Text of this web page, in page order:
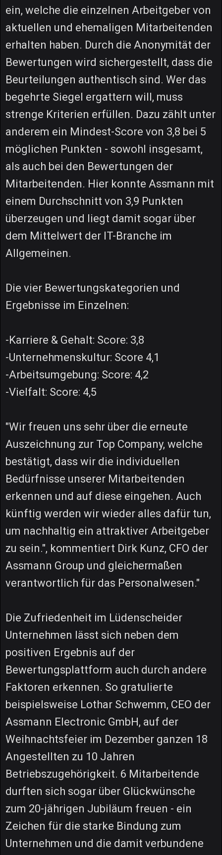
ein, welche die einzelnen Arbeitgeber von
aktuellen und ehemaligen Mitarbeitenden
erhalten haben. Durch die Anonymität der
Bewertungen wird sichergestellt, dass die
Beurteilungen authentisch sind. Wer das
begehrte Siegel ergattern will, muss
strenge Kriterien erfüllen. Dazu zählt unter
anderem ein Mindest-Score von 3,8 bei 5
möglichen Punkten - sowohl insgesamt,
als auch bei den Bewertungen der
Mitarbeitenden. Hier konnte Assmann mit
einem Durchschnitt von 3,9 Punkten
überzeugen und liegt damit sogar über
dem Mittelwert der IT-Branche im
Allgemeinen.
Die vier Bewertungskategorien und
Ergebnisse im Einzelnen:
-Karriere & Gehalt: Score: 3,8
-Unternehmenskultur: Score 4,1
-Arbeitsumgebung: Score: 4,2
-Vielfalt: Score: 4,5
"Wir freuen uns sehr über die erneute
Auszeichnung zur Top Company, welche
bestätigt, dass wir die individuellen
Bedürfnisse unserer Mitarbeitenden
erkennen und auf diese eingehen. Auch
künftig werden wir wieder alles dafür tun,
um nachhaltig ein attraktiver Arbeitgeber
zu sein.", kommentiert Dirk Kunz, CFO der
Assmann Group und gleichermaßen
verantwortlich für das Personalwesen."
Die Zufriedenheit im Lüdenscheider
Unternehmen lässt sich neben dem
positiven Ergebnis auf der
Bewertungsplattform auch durch andere
Faktoren erkennen. So gratulierte
beispielsweise Lothar Schwemm, CEO der
Assmann Electronic GmbH, auf der
Weihnachtsfeier im Dezember ganzen 18
Angestellten zu 10 Jahren
Betriebszugehörigkeit. 6 Mitarbeitende
durften sich sogar über Glückwünsche
zum 20-jährigen Jubiläum freuen - ein
Zeichen für die starke Bindung zum
Unternehmen und die damit verbundene